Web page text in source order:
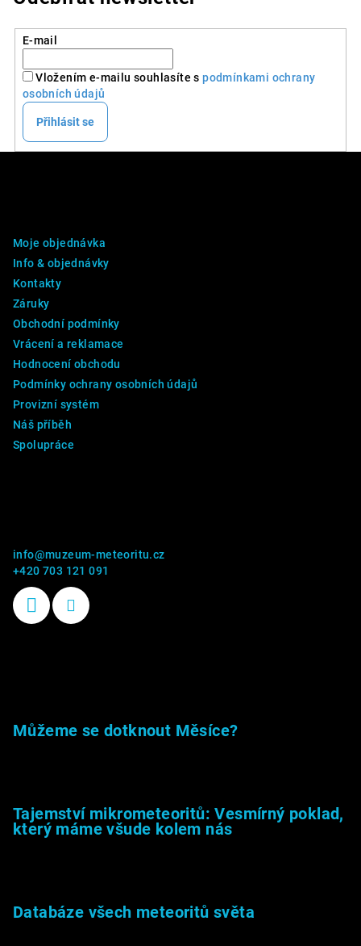
E-mail
Vložením e-mailu souhlasíte spodmínkami ochrany
osobních údajů
Přihlásit se
Moje objednávka
Info & objednávky
Kontakty
Záruky
Obchodní podmínky
Vrácení a reklamace
Hodnocení obchodu
Podmínky ochrany osobních údajů
Provizní systém
Náš příběh
Spolupráce
info@muzeum-meteoritu.cz
+420 703 121 091
Můžeme se dotknout Měsíce?
Tajemství mikrometeoritů: Vesmírný poklad,
který máme všude kolem nás
Databáze všech meteoritů světa